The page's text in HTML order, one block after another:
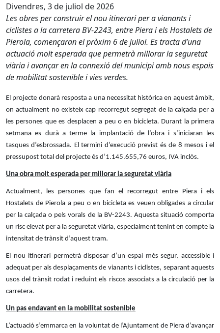
Divendres, 3 de juliol de 2026
Les obres per construir el nou itinerari per a vianants i
ciclistes a la carretera BV-2243, entre Piera i els Hostalets de
Pierola, començaran el pròxim 6 de juliol. Es tracta d’una
actuació molt esperada que permetrà millorar la seguretat
viària i avançar en la connexió del municipi amb nous espais
de mobilitat sostenible i vies verdes.
El projecte donarà resposta a una necessitat històrica en aquest àmbit,
on actualment no existeix cap recorregut segregat de la calçada per a
les persones que es desplacen a peu o en bicicleta. Durant la primera
setmana es durà a terme la implantació de l’obra i s’iniciaran les
tasques d’esbrossada. El termini d’execució previst és de 8 mesos i el
pressupost total del projecte és d’1.145.655,76 euros, IVA inclòs.
Una obra molt esperada per millorar la seguretat viària
Actualment, les persones que fan el recorregut entre Piera i els
Hostalets de Pierola a peu o en bicicleta es veuen obligades a circular
per la calçada o pels vorals de la BV-2243. Aquesta situació comporta
un risc elevat per a la seguretat viària, especialment tenint en compte la
intensitat de trànsit d’aquest tram.
El nou itinerari permetrà disposar d’un espai més segur, accessible i
adequat per als desplaçaments de vianants i ciclistes, separant aquests
usos del trànsit rodat i reduint els riscos associats a la circulació per la
carretera.
Un pas endavant en la mobilitat sostenible
L’actuació s’emmarca en la voluntat de l’Ajuntament de Piera d’avançar